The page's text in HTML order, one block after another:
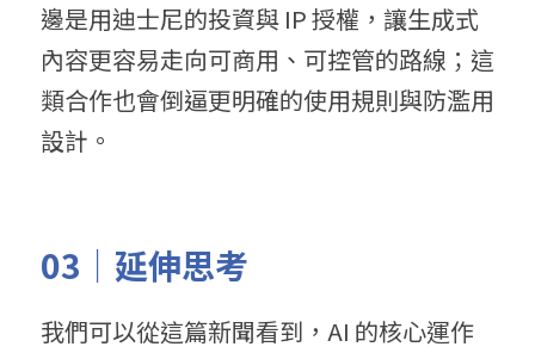
邊是用迪士尼的投資與 IP 授權，讓生成式
內容更容易走向可商用、可控管的路線；這
類合作也會倒逼更明確的使用規則與防濫用
設計。
03｜延伸思考
我們可以從這篇新聞看到，AI 的核心運作